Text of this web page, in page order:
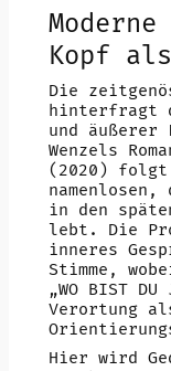
Kopf
Die
hinterfragt
und
Wenzels
(2020) folgt
in den
lebt. Die
inneres
Stimme,
„WO BIST
Verortung
Hier wird